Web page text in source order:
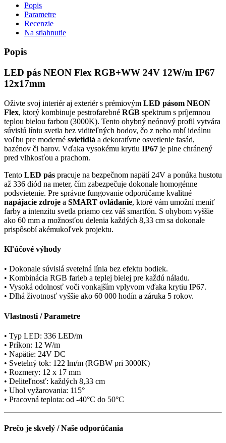
Popis
Parametre
Recenzie
Na stiahnutie
Popis
LED pás NEON Flex RGB+WW 24V 12W/m IP67
12x17mm
Oživte svoj interiér aj exteriér s prémiovým LED pásom NEON
Flex, ktorý kombinuje pestrofarebné RGB spektrum s príjemnou
teplou bielou farbou (3000K). Tento ohybný neónový profil vytvára
súvislú líniu svetla bez viditeľných bodov, čo z neho robí ideálnu
voľbu pre moderné svietidlá a dekoratívne osvetlenie fasád,
bazénov či barov. Vďaka vysokému krytiu IP67 je plne chránený
pred vlhkosťou a prachom.
Tento LED pás pracuje na bezpečnom napätí 24V a ponúka hustotu
až 336 diód na meter, čím zabezpečuje dokonale homogénne
podsvietenie. Pre správne fungovanie odporúčame kvalitné
napájacie zdroje a SMART ovládanie, ktoré vám umožní meniť
farby a intenzitu svetla priamo cez váš smartfón. S ohybom vyššie
ako 60 mm a možnosťou delenia každých 8,33 cm sa dokonale
prispôsobí akémukoľvek projektu.
Kľúčové výhody
• Dokonale súvislá svetelná línia bez efektu bodiek.
• Kombinácia RGB farieb a teplej bielej pre každú náladu.
• Vysoká odolnosť voči vonkajším vplyvom vďaka krytiu IP67.
• Dlhá životnosť vyššie ako 60 000 hodín a záruka 5 rokov.
Vlastnosti / Parametre
• Typ LED: 336 LED/m
• Príkon: 12 W/m
• Napätie: 24V DC
• Svetelný tok: 122 lm/m (RGBW pri 3000K)
• Rozmery: 12 x 17 mm
• Deliteľnosť: každých 8,33 cm
• Uhol vyžarovania: 115°
• Pracovná teplota: od -40°C do 50°C
Prečo je skvelý / Naše odporúčania